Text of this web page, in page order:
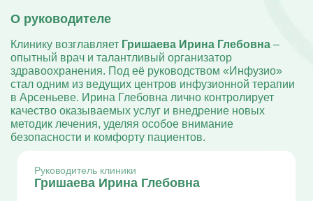
О руководителе
Клинику возглавляет Гришаева Ирина Глебовна –
опытный врач и талантливый организатор
здравоохранения. Под её руководством «Инфузио»
стал одним из ведущих центров инфузионной терапии
в Арсеньеве. Ирина Глебовна лично контролирует
качество оказываемых услуг и внедрение новых
методик лечения, уделяя особое внимание
безопасности и комфорту пациентов.
Руководитель клиники
Гришаева Ирина Глебовна